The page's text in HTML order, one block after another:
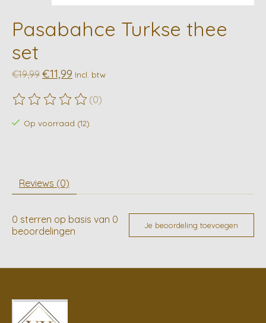
Pasabahce Turkse thee
set
€19,99 €11,99 Incl. btw
De beoordeling van dit product is
(0)
Op voorraad (12)
Reviews (0)
0 sterren op basis van 0
beoordelingen
Je beoordeling toevoegen